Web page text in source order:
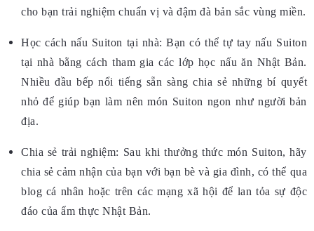
cho bạn trải nghiệm chuẩn vị và đậm đà bản sắc vùng miền.
Học cách nấu Suiton tại nhà: Bạn có thể tự tay nấu Suiton
tại nhà bằng cách tham gia các lớp học nấu ăn Nhật Bản.
Nhiều đầu bếp nổi tiếng sẵn sàng chia sẻ những bí quyết
nhỏ để giúp bạn làm nên món Suiton ngon như người bản
địa.
Chia sẻ trải nghiệm: Sau khi thưởng thức món Suiton, hãy
chia sẻ cảm nhận của bạn với bạn bè và gia đình, có thể qua
blog cá nhân hoặc trên các mạng xã hội để lan tỏa sự độc
đáo của ẩm thực Nhật Bản.